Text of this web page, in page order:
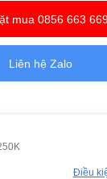
mua 0856 663
Liên hệ Zalo
Điều